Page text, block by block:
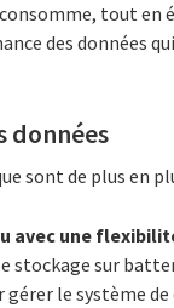
tout en
des données
données
sont de plus en
avec une
sur
le système